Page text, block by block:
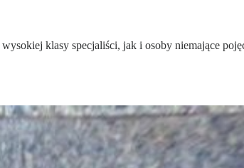
klasy specjaliści, jak i osoby niemające